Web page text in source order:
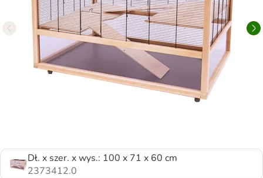
Dł. x szer. x wys.: 100 x 71 x 60 cm
2373412.0